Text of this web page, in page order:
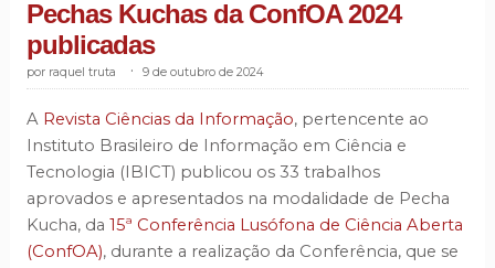
Pechas Kuchas da ConfOA 2024
publicadas
raquel truta 9 de outubro de 2024
A Revista Ciências da Informação, pertencente ao
Instituto Brasileiro de Informação em Ciência e
Tecnologia (IBICT) publicou os 33 trabalhos
aprovados e apresentados na modalidade de Pecha
Kucha, da 15ª Conferência Lusófona de Ciência Aberta
(ConfOA), durante a realização da Conferência, que se